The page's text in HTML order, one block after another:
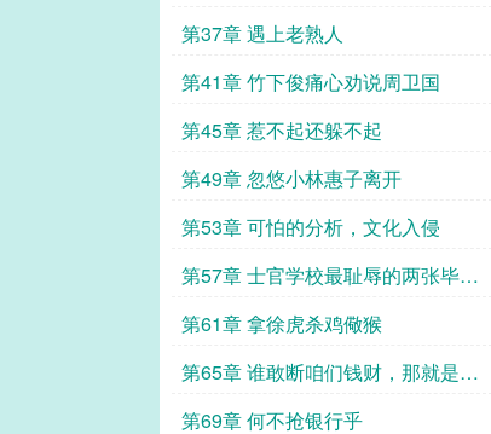
第37章 遇上老熟人
第41章 竹下俊痛心劝说周卫国
第45章 惹不起还躲不起
第49章 忽悠小林惠子离开
第53章 可怕的分析，文化入侵
第57章 士官学校最耻辱的两张毕业
证
第61章 拿徐虎杀鸡儆猴
第65章 谁敢断咱们钱财，那就是咱
们仇人
第69章 何不抢银行乎